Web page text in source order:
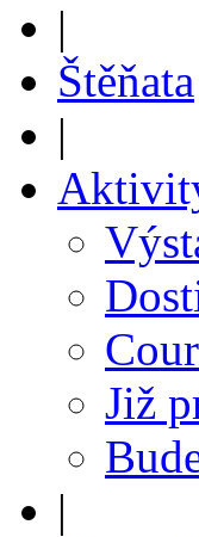
|
Štěňata
|
Již
|